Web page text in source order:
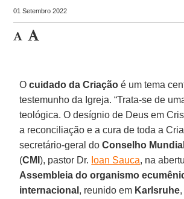
01 Setembro 2022
Ocuidado da Criação é um tema
testemunho da Igreja. “Trata-se de
teológica. O desígnio de Deus em
a reconciliação e a cura de toda a
secretário-geral doConselho
(CMI), pastor Dr. Ioan Sauca, na
Assembleia do organismo
internacional , reunido em Karlsruhe,